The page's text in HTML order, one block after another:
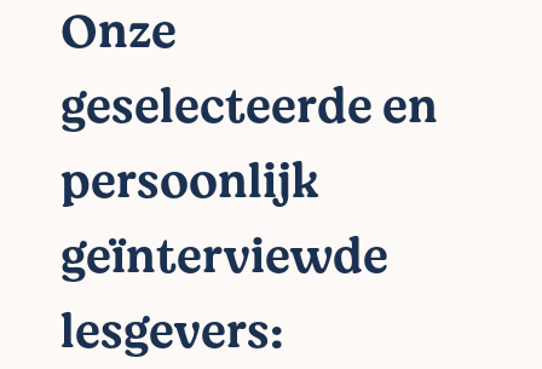
Onze
geselecteerde en
persoonlijk
geïnterviewde
lesgevers: